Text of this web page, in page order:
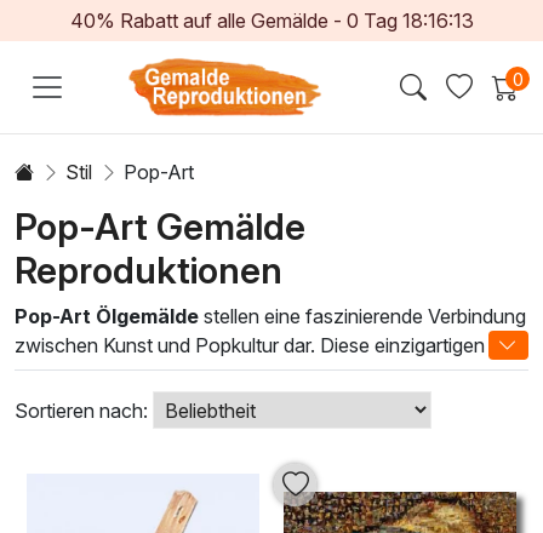
40% Rabatt auf alle Gemälde -0 Tag 18:16:11
0
Stil Pop-Art
Pop-Art Gemälde
Reproduktionen
Pop-Art Ölgemälde stellen eine faszinierende Verbindung
zwischen Kunst und Popkultur dar. Diese einzigartigen
Werke zeichnen sich durch ihre lebendige Farbpalette,
kräftigen Konturen und verspielten Motiven aus, die oft
ikonische Elemente aus Werbung, Comics und Alltagskultur
aufgreifen. Die Verwendung von traditionellen Ölfarben
verleiht den Gemälden eine subtile Tiefe und Textur, die
jedes Stück zu einem echten Blickfang macht.
Sortieren nach: